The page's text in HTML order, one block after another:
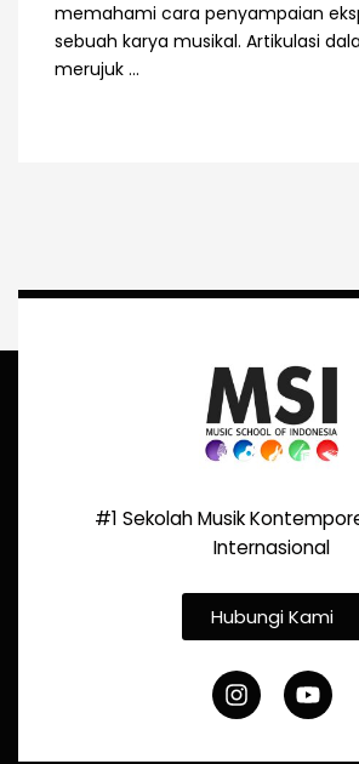
memahami cara penyampaian
sebuah karya musikal. Artikulasi
merujuk ...
#1 Sekolah Musik
Internasional
Hubungi Kami